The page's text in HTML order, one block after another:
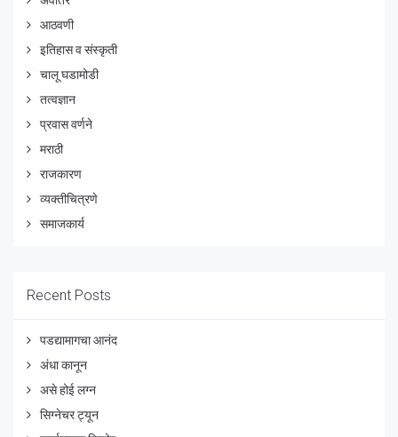
आठवणी
इतिहास व संस्कृती
चालू घडामोडी
तत्वज्ञान
प्रवास वर्णने
मराठी
राजकारण
व्यक्तीचित्रणे
समाजकार्य
Recent Posts
पडद्यामागचा आनंद
अंधा कानून
असे होई लग्न
सिग्नेचर ट्यून